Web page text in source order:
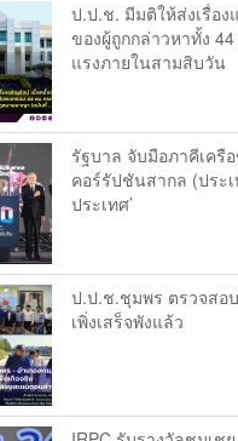
ป.ป.ช. มีมติให้ส่งเรื่อ
ของผู้ถูกกล่าวหาทั้ง
แรงภายในสามสิบวัน
รัฐบาล จับมือภาคีเครื
คอร์รัปชันสากล (ประ
ประเทศ’
ป.ป.ช.ชุมพร ตรวจสอ
เพิ่งเสร็จพังแล้ว